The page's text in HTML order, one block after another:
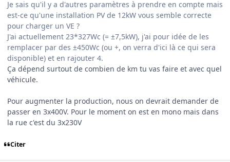
Je sais qu'il y a d'autres paramètres à prendre en compte mais
est-ce qu'une installation PV de 12kW vous semble correcte
pour charger un VE ?
J'ai actuellement 23*327Wc (= ±7,5kW), j'ai pour idée de les
remplacer par des ±450Wc (ou +, on verra d'ici là ce qui sera
disponible) et en rajouter 4.
Ça dépend surtout de combien de km tu vas faire et avec quel
véhicule.
Pour augmenter la production, nous on devrait demander de
passer en 3x400V. Pour le moment on est en mono mais dans
la rue c'est du 3x230V
Citer